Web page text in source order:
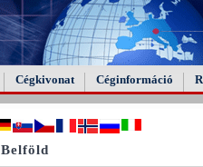
Cégkivonat Céginformáció